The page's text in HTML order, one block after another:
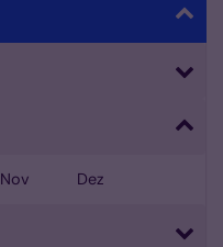
Nov Dez